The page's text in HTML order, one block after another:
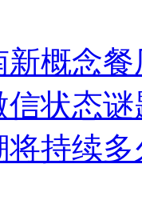
概念
信状态
将持续